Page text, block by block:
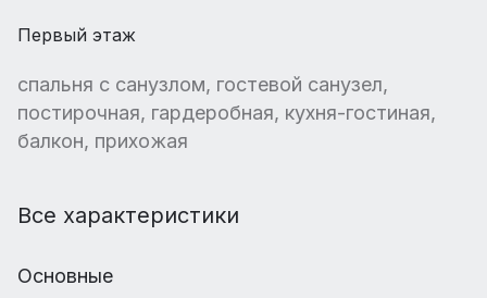
Первый этаж
спальня с санузлом, гостевой санузел,
постирочная, гардеробная, кухня-гостиная,
балкон, прихожая
Все характеристики
Основные